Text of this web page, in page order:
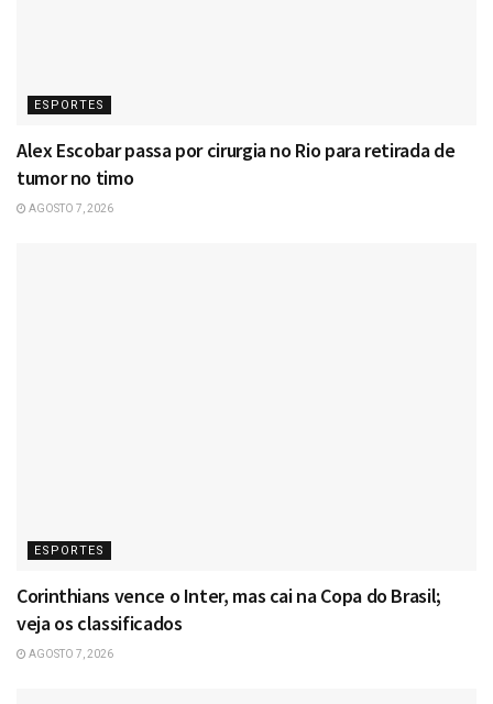
ESPORTES
Alex Escobar passa por cirurgia no Rio para retirada de
tumor no timo
AGOSTO 7, 2026
ESPORTES
Corinthians vence o Inter, mas cai na Copa do Brasil;
veja os classificados
AGOSTO 7, 2026